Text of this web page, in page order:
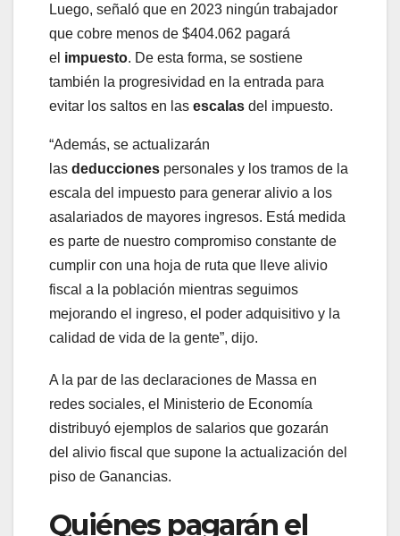
Luego, señaló que en 2023 ningún trabajador
que cobre menos de $404.062 pagará
el impuesto. De esta forma, se sostiene
también la progresividad en la entrada para
evitar los saltos en las escalas del impuesto.
“Además, se actualizarán
las deducciones personales y los tramos de la
escala del impuesto para generar alivio a los
asalariados de mayores ingresos. Está medida
es parte de nuestro compromiso constante de
cumplir con una hoja de ruta que lleve alivio
fiscal a la población mientras seguimos
mejorando el ingreso, el poder adquisitivo y la
calidad de vida de la gente”, dijo.
A la par de las declaraciones de Massa en
redes sociales, el Ministerio de Economía
distribuyó ejemplos de salarios que gozarán
del alivio fiscal que supone la actualización del
piso de Ganancias.
Quiénes pagarán el